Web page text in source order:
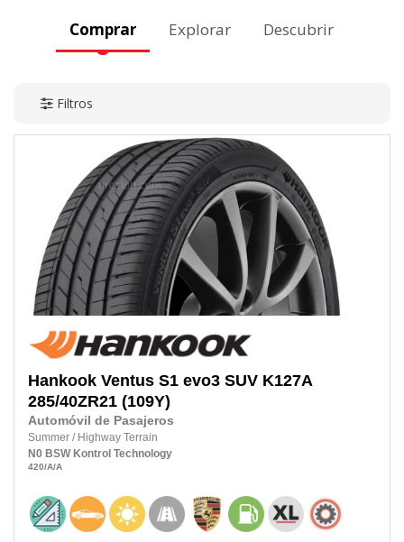
Comprar Explorar Descubrir
Filtros
Hankook Ventus S1 evo3 SUV K127A
285/40ZR21 (109Y)
Automóvil de Pasajeros
Summer / Highway Terrain
N0 BSW Kontrol Technology
420/A/A